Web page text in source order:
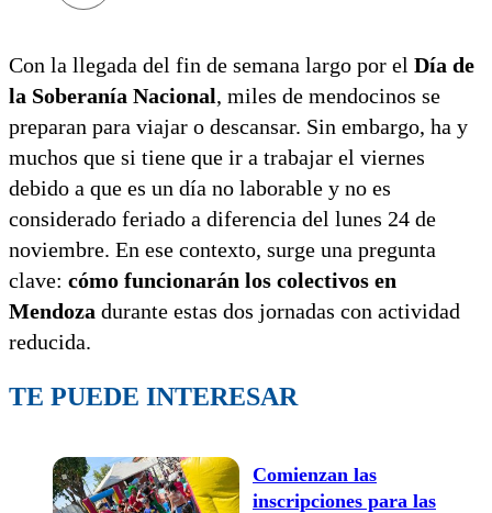
Con la llegada del fin de semana largo por el Día de
la Soberanía Nacional, miles de mendocinos se
preparan para viajar o descansar. Sin embargo, ha y
muchos que si tiene que ir a trabajar el viernes
debido a que es un día no laborable y no es
considerado feriado a diferencia del lunes 24 de
noviembre. En ese contexto, surge una pregunta
clave: cómo funcionarán los colectivos en
Mendoza durante estas dos jornadas con actividad
reducida.
TE PUEDE INTERESAR
Comienzan las
inscripciones para las